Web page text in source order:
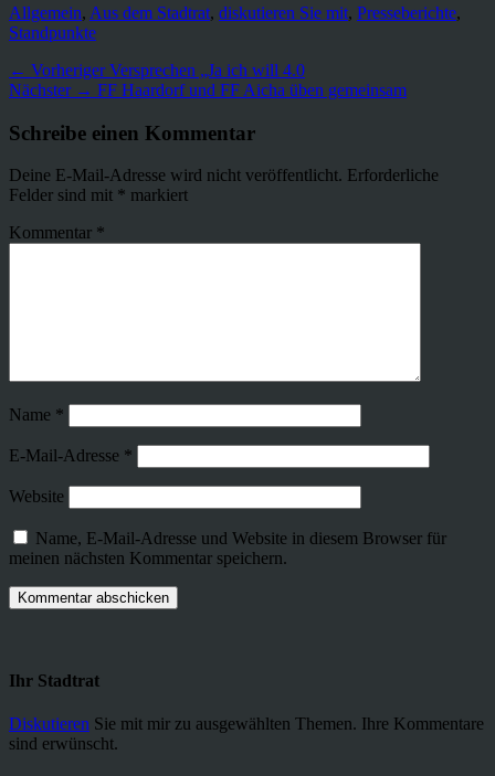
Kategorien
Allgemein, Aus dem Stadtrat, diskutieren Sie mit, Presseberichte,
Standpunkte
Beitragsnavigation
← Vorheriger Vorheriger
Beitrag:
Versprechen „Ja ich will 4.0
Nächster → Nächster
FF Haardorf und FF Aicha üben gemeinsam
Schreibe einen Kommentar
Deine E-Mail-Adresse wird nicht veröffentlicht. Erforderliche
Felder sind mit * markiert
Kommentar *
Name *
E-Mail-Adresse *
Website
Name, E-Mail-Adresse und Website in diesem Browser für
meinen nächsten Kommentar speichern.
Ihr Stadtrat
Diskutieren Sie mit mir zu ausgewählten Themen. Ihre Kommentare
sind erwünscht.